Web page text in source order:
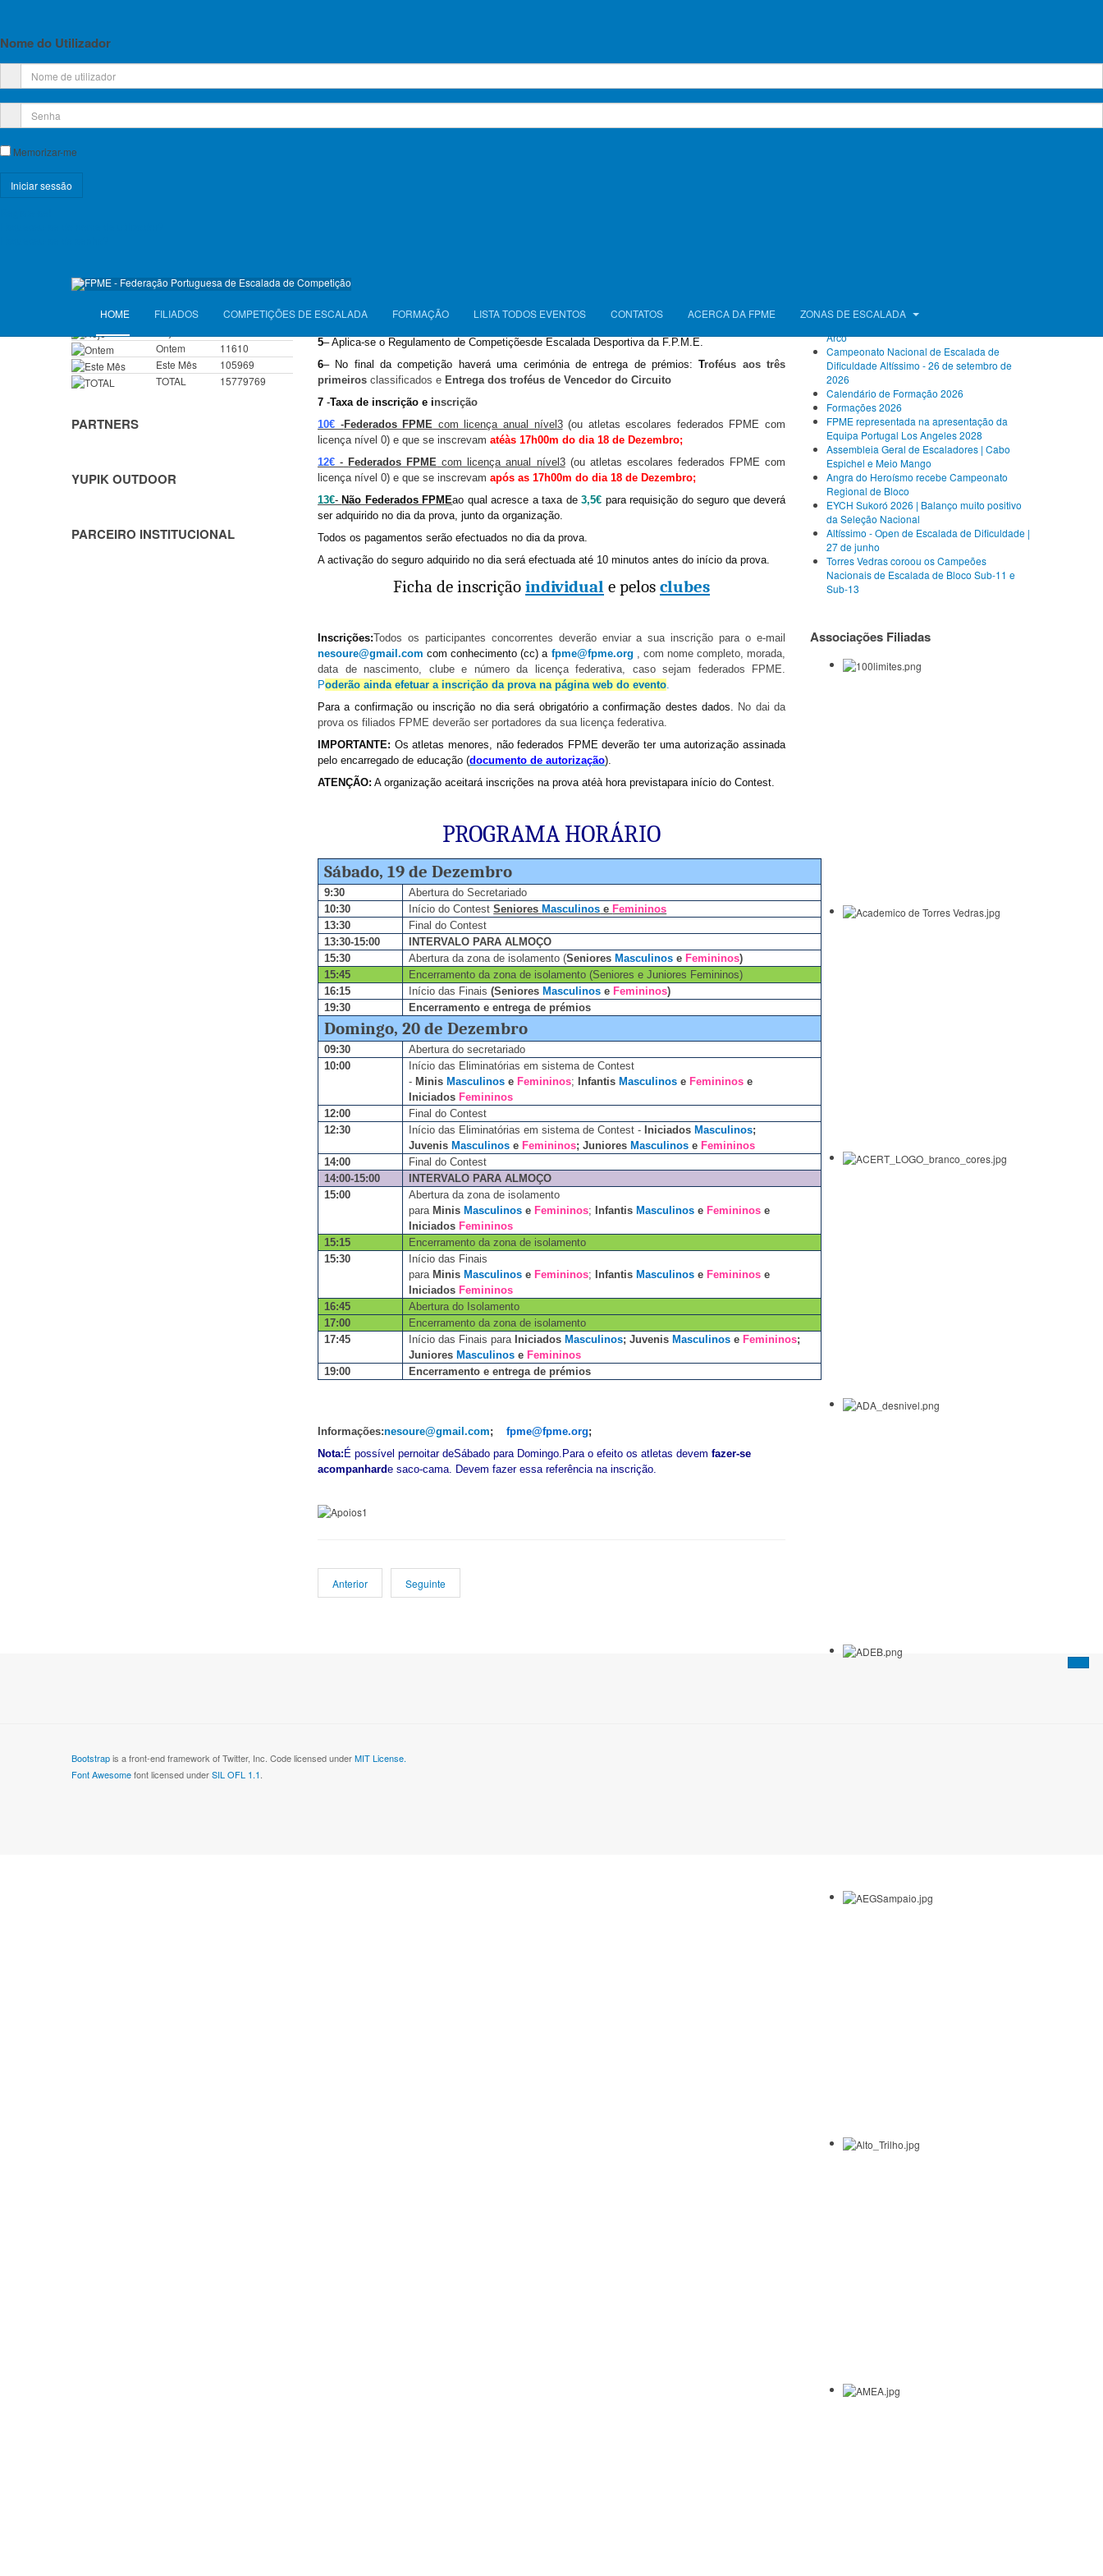
Nome do Utilizador
Memorizar-me
HOME FILIADOS COMPETIÇÕES DE ESCALADA FORMAÇÃO LISTA TODOS EVENTOS CONTATOS ACERCA DA FPME ZONAS DE ESCALADA
Resumo do Regulamento Geral
página web do evento
horários, antes ou durante a sua confirmação, no local das provas.
5–Aplica-se o Regulamento de Competiçõesde Escalada Desportiva da F.P.M.E.
6–No final da competição haveráuma cerimónia de entrega de prémios:Troféus aos três
primeiros classificados e Entrega dos troféus de Vencedor do Circuito
7 -Taxa de inscrição e inscrição
10€ -Federados FPME com licença anual nível3(ou atletas escolares federados FPME com
licença nível 0) e que se inscrevam atéàs 17h00m do dia 18 de Dezembro;
12€ - Federados FPME com licença anual nível3(ou atletas escolares federados FPME com
licença nível 0) e que se inscrevam após as 17h00m do dia 18 de Dezembro;
13€-Não Federados FPMEao qual acresce a taxa de3,5€ para requisição do seguro que deverá
ser adquirido no dia da prova, junto da organização.
Todos os pagamentos serão efectuados no dia da prova.
A activação do seguro adquirido no dia será efectuada até 10 minutos antes do início da prova.
Ficha de inscrição individual e pelos clubes
Inscrições:Todos os participantes concorrentes deverão enviar a sua inscrição para o e-mail
nesoure@gmail.com com conhecimento (cc) a fpme@fpme.org , com nome completo, morada,
data de nascimento, clube e número da licença federativa, caso sejam federados FPME.
Poderão ainda efetuar a inscrição da prova na página web do evento
Para a confirmação ou inscrição no dia será obrigatório a confirmação destes dados. No dai da
prova os filiados FPME deverão ser portadores da sua licença federativa.
IMPORTANTE: Os atletas menores, não federados FPME deverão ter uma autorização assinada
pelo encarregado de educação (documento de autorização).
ATENÇÃO: A organização aceitará inscrições na prova atéà hora previstapara início do Contest.
PROGRAMA HORÁRIO
Sábado, 19 de Dezembro
9:30
Abertura do Secretariado
10:30
Início do ContestSeniores Masculinos e Femininos
13:30
Final do Contest
13:30-15:00
INTERVALO PARA ALMOÇO
15:30
Abertura da zona de isolamento (Seniores Masculinos e Femininos)
15:45
Encerramento da zona de isolamento (Seniores e Juniores Femininos)
16:15
Início das Finais (Seniores Masculinos e Femininos)
19:30
Encerramento e entrega de prémios
Domingo, 20 de Dezembro
09:30
Abertura do secretariado
10:00
Início das Eliminatórias em sistema de Contest
- Minis Masculinos e Femininos; Infantis Masculinos e Femininos e
Iniciados Femininos
12:00
Final do Contest
12:30
Início das Eliminatórias em sistema de Contest - Iniciados Masculinos;
Juvenis Masculinos e Femininos; Juniores Masculinos e Femininos
14:00
Final do Contest
14:00-15:00
INTERVALO PARA ALMOÇO
15:00
Abertura da zona de isolamento
para Minis Masculinos e Femininos; Infantis Masculinos e Femininos e
Iniciados Femininos
15:15
Encerramento da zona de isolamento
15:30
Início das Finais
para Minis Masculinos e Femininos; Infantis Masculinos e Femininos e
Iniciados Femininos
16:45
Abertura do Isolamento
17:00
Encerramento da zona de isolamento
17:45
Início das Finais para Iniciados Masculinos; Juvenis Masculinos e Femininos;
Juniores Masculinos e Femininos
19:00
Encerramento e entrega de prémios
Informações:nesoure@gmail.com; fpme@fpme.org;
Nota: É possível pernoitar deSábado para Domingo. Para o efeito os atletas devem fazer-se
acompanharde saco-cama. Devem fazer essa referência na inscrição.
Anterior Seguinte
Lista de Croquis disponíveis
Licença Federativa
Ontem
11610
Este Mês
105969
TOTAL
15779769
PARTNERS
YUPIK OUTDOOR
PARCEIRO INSTITUCIONAL
Seg. Ter. Qua. Qui. Sex. Sáb. Dom.
17
18 19 20 21 22
23
FPME com atletas no Campeonato da Europa
Arco
Campeonato Nacional de Escalada de
Dificuldade Altíssimo - 26 de setembro de
2026
Calendário de Formação 2026
Formações 2026
FPME representada na apresentação da
Equipa Portugal Los Angeles 2028
Assembleia Geral de Escaladores | Cabo
Espichel e Meio Mango
Angra do Heroísmo recebe Campeonato
Regional de Bloco
EYCH Sukoró 2026 | Balanço muito positivo
da Seleção Nacional
Altíssimo - Open de Escalada de Dificuldade |
27 de junho
Torres Vedras coroou os Campeões
Nacionais de Escalada de Bloco Sub-11 e
Sub-13
Associações Filiadas
Bootstrapis a front-end framework of Twitter, Inc. Code licensed underMIT License.
Font Awesomefont licensed underSIL OFL 1.1